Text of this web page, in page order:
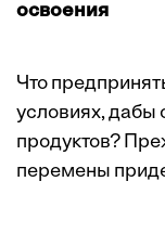
освоения
Что
условиях, дабы
продуктов?
перемены